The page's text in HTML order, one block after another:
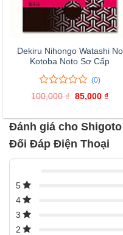
Dekiru Nihongo Watashi No
Kotoba Noto Sơ Cấp
0
trên
0
đánh
giá
(0)
100,000₫ Giá
100,000 ₫.
85,000 ₫Giá
là:
Đánh giá cho
Đối Đáp Điện Thoại
5
4
3
2